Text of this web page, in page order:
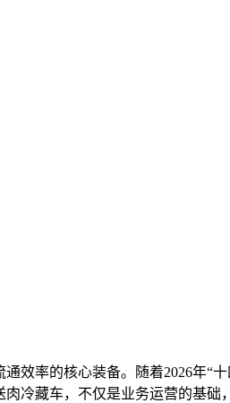
效率的核心装备。随着2026年“
冷藏车，不仅是业务运营的基